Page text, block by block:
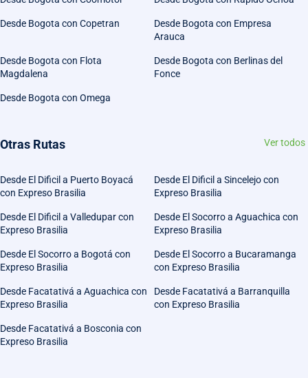
Desde Bogota con Copetran
Desde Bogota con Empresa
Arauca
Desde Bogota con Flota
Magdalena
Desde Bogota con Berlinas del
Fonce
Desde Bogota con Omega
Otras Rutas Ver todos
Desde El Dificil a Puerto Boyacá
con Expreso Brasilia
Desde El Dificil a Sincelejo con
Expreso Brasilia
Desde El Dificil a Valledupar con
Expreso Brasilia
Desde El Socorro a Aguachica con
Expreso Brasilia
Desde El Socorro a Bogotá con
Expreso Brasilia
Desde El Socorro a Bucaramanga
con Expreso Brasilia
Desde Facatativá a Aguachica con
Expreso Brasilia
Desde Facatativá a Barranquilla
con Expreso Brasilia
Desde Facatativá a Bosconia con
Expreso Brasilia